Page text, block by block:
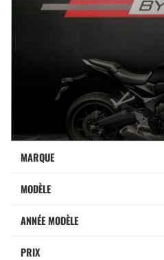
MARQUE
MODÈLE
ANNÉE MODÈLE
PRIX